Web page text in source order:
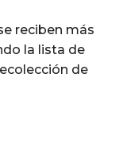
reciben más
la lista de
de